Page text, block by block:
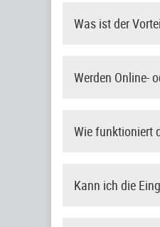
Was ist der
Werden Online-
Wie funktioniert
Kann ich die